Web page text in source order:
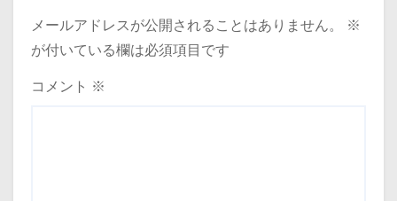
メールアドレスが公開されることはありません。
※
が付いている欄は必須項目です
コメント ※